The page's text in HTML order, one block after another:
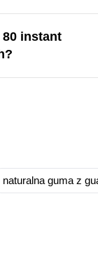
80 instant
naturalna guma z